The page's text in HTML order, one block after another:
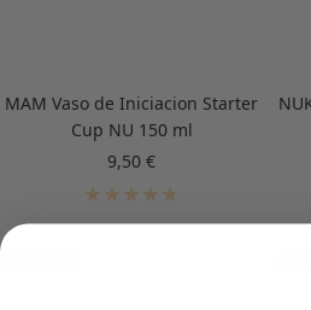
MAM Vaso de Iniciacion Starter
Cup NU 150 ml
Precio
de
9,50 €